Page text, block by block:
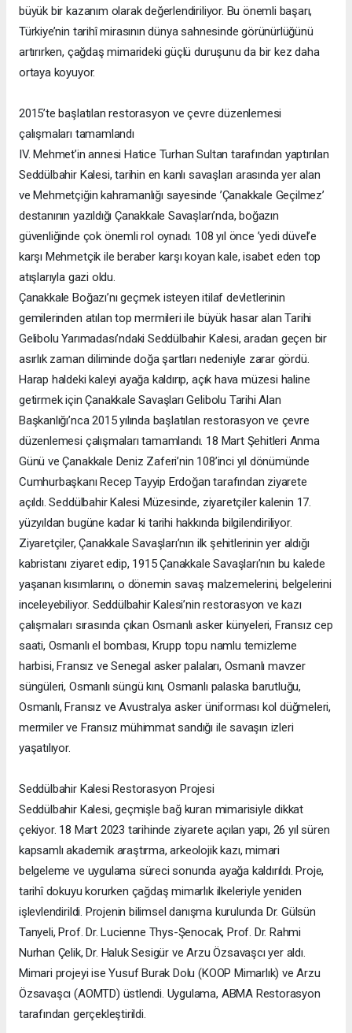
büyük bir kazanım olarak değerlendiriliyor. Bu önemli başarı,
Türkiye’nin tarihî mirasının dünya sahnesinde görünürlüğünü
artırırken, çağdaş mimarideki güçlü duruşunu da bir kez daha
ortaya koyuyor.
2015’te başlatılan restorasyon ve çevre düzenlemesi
çalışmaları tamamlandı
IV. Mehmet’in annesi Hatice Turhan Sultan tarafından yaptırılan
Seddülbahir Kalesi, tarihin en kanlı savaşları arasında yer alan
ve Mehmetçiğin kahramanlığı sayesinde ’Çanakkale Geçilmez’
destanının yazıldığı Çanakkale Savaşları’nda, boğazın
güvenliğinde çok önemli rol oynadı. 108 yıl önce ’yedi düvel’e
karşı Mehmetçik ile beraber karşı koyan kale, isabet eden top
atışlarıyla gazi oldu.
Çanakkale Boğazı’nı geçmek isteyen itilaf devletlerinin
gemilerinden atılan top mermileri ile büyük hasar alan Tarihi
Gelibolu Yarımadası’ndaki Seddülbahir Kalesi, aradan geçen bir
asırlık zaman diliminde doğa şartları nedeniyle zarar gördü.
Harap haldeki kaleyi ayağa kaldırıp, açık hava müzesi haline
getirmek için Çanakkale Savaşları Gelibolu Tarihi Alan
Başkanlığı’nca 2015 yılında başlatılan restorasyon ve çevre
düzenlemesi çalışmaları tamamlandı. 18 Mart Şehitleri Anma
Günü ve Çanakkale Deniz Zaferi’nin 108’inci yıl dönümünde
Cumhurbaşkanı Recep Tayyip Erdoğan tarafından ziyarete
açıldı. Seddülbahir Kalesi Müzesinde, ziyaretçiler kalenin 17.
yüzyıldan bugüne kadar ki tarihi hakkında bilgilendiriliyor.
Ziyaretçiler, Çanakkale Savaşları’nın ilk şehitlerinin yer aldığı
kabristanı ziyaret edip, 1915 Çanakkale Savaşları’nın bu kalede
yaşanan kısımlarını, o dönemin savaş malzemelerini, belgelerini
inceleyebiliyor. Seddülbahir Kalesi’nin restorasyon ve kazı
çalışmaları sırasında çıkan Osmanlı asker künyeleri, Fransız cep
saati, Osmanlı el bombası, Krupp topu namlu temizleme
harbisi, Fransız ve Senegal asker palaları, Osmanlı mavzer
süngüleri, Osmanlı süngü kını, Osmanlı palaska barutluğu,
Osmanlı, Fransız ve Avustralya asker üniforması kol düğmeleri,
mermiler ve Fransız mühimmat sandığı ile savaşın izleri
yaşatılıyor.
Seddülbahir Kalesi Restorasyon Projesi
Seddülbahir Kalesi, geçmişle bağ kuran mimarisiyle dikkat
çekiyor. 18 Mart 2023 tarihinde ziyarete açılan yapı, 26 yıl süren
kapsamlı akademik araştırma, arkeolojik kazı, mimari
belgeleme ve uygulama süreci sonunda ayağa kaldırıldı. Proje,
tarihî dokuyu korurken çağdaş mimarlık ilkeleriyle yeniden
işlevlendirildi. Projenin bilimsel danışma kurulunda Dr. Gülsün
Tanyeli, Prof. Dr. Lucienne Thys-Şenocak, Prof. Dr. Rahmi
Nurhan Çelik, Dr. Haluk Sesigür ve Arzu Özsavaşcı yer aldı.
Mimari projeyi ise Yusuf Burak Dolu (KOOP Mimarlık) ve Arzu
Özsavaşcı (AOMTD) üstlendi. Uygulama, ABMA Restorasyon
tarafından gerçekleştirildi.